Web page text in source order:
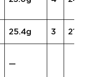
25.4g 3 21.6g
—